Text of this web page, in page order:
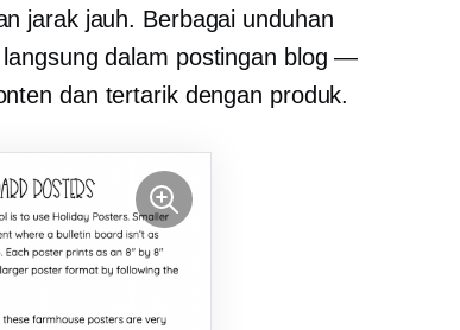
jarak jauh. Berbagai unduhan
dalam postingan blog —
dan tertarik dengan produk.